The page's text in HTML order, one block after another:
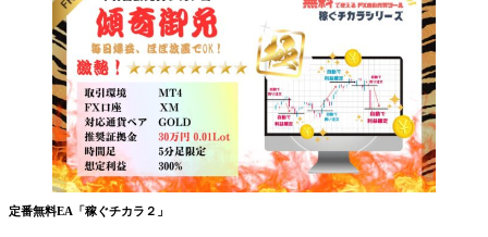
定番無料EA「稼ぐチカラ２」